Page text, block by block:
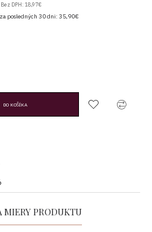
MIERY PRODUKTU
Bez DPH: 18,97€
posledných 30 dni: 35,90€
DO KOŠÍKA